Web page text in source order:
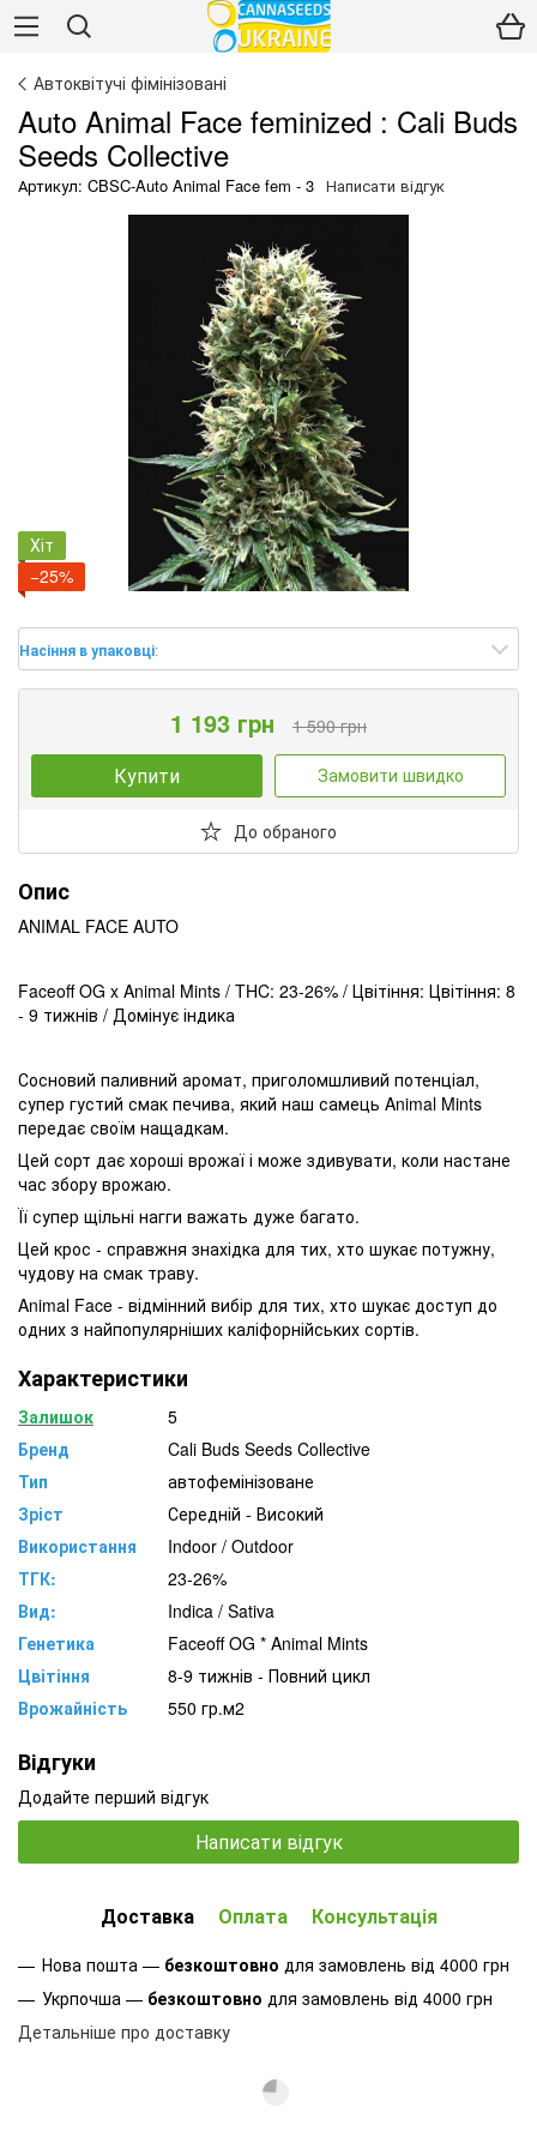
Автоквітучі фімінізовані
Auto Animal Face feminized : Cali Buds
Seeds Collective
Артикул: CBSC-Auto Animal Face fem - 3 Написати відгук
Хіт
−25%
Насіння в упаковці:
1 193 грн 1 590 грн
Купити Замовити швидко
До обраного
Опис
ANIMAL FACE AUTO
Faceoff OG x Animal Mints / THC: 23-26% / Цвітіння: Цвітіння: 8
- 9 тижнів / Домінує індика
Сосновий паливний аромат, приголомшливий потенціал,
супер густий смак печива, який наш самець Animal Mints
передає своїм нащадкам.
Цей сорт дає хороші врожаї і може здивувати, коли настане
час збору врожаю.
Її супер щільні нагги важать дуже багато.
Цей крос - справжня знахідка для тих, хто шукає потужну,
чудову на смак траву.
Animal Face - відмінний вибір для тих, хто шукає доступ до
одних з найпопулярніших каліфорнійських сортів.
Характеристики
Залишок
5
Бренд
Cali Buds Seeds Collective
Тип
автофемінізоване
Зріст
Середній - Високий
Використання
Indoor / Outdoor
ТГК:
23-26%
Вид:
Indica / Sativa
Генетика
Faceoff OG * Animal Mints
Цвітіння
8-9 тижнів - Повний цикл
Врожайність
550 гр.м2
Відгуки
Додайте перший відгук
Написати відгук
Доставка Оплата Консультація
Нова пошта — безкоштовно для замовлень від 4000 грн
Укрпочша — безкоштовно для замовлень від 4000 грн
Детальніше про доставку